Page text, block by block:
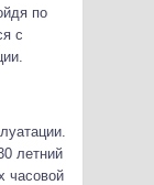
по
с
летний
часовой